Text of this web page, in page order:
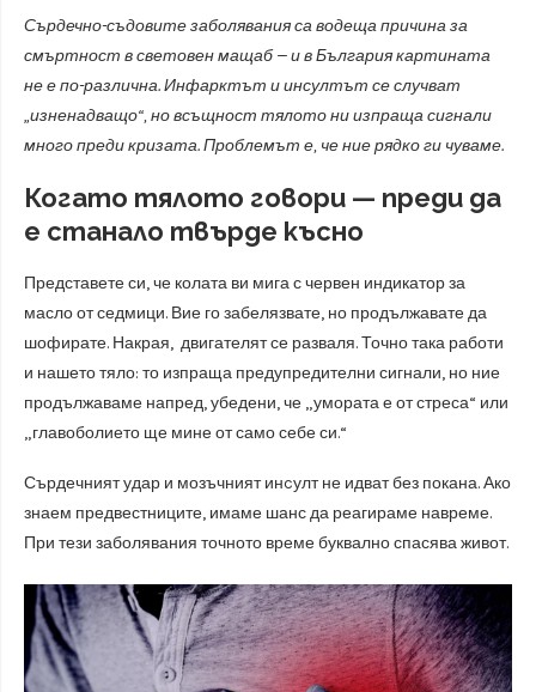
Сърдечно-съдовите заболявания са водеща причина за
смъртност в световен мащаб — и в България картината
не е по-различна. Инфарктът и инсултът се случват
„изненадващо“, но всъщност тялото ни изпраща сигнали
много преди кризата. Проблемът е, че ние рядко ги чуваме.
Когато тялото говори — преди да
е станало твърде късно
Представете си, че колата ви мига с червен индикатор за
масло от седмици. Вие го забелязвате, но продължавате да
шофирате. Накрая, двигателят се разваля. Точно така работи
и нашето тяло: то изпраща предупредителни сигнали, но ние
продължаваме напред, убедени, че „умората е от стреса“ или
„главоболието ще мине от само себе си.“
Сърдечният удар и мозъчният инcулт не идват без покана. Ако
знаем предвестниците, имаме шанс да реагираме навреме.
При тези заболявания точното време буквално спасява живот.